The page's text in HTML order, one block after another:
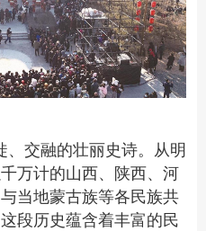
、交融的壮丽史诗。从明
万计的山西、陕西、河
当地蒙古族等各民族共
段历史蕴含着丰富的民